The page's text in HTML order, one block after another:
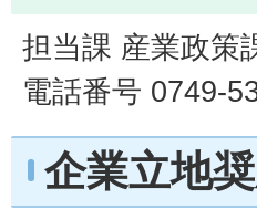
担当課 産業政策
電話番号 0749-
企業立地